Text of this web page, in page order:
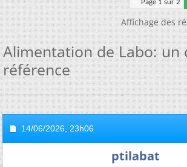
Page 1 sur 2
Affichage des
Alimentation de Labo: un
référence
14/06/2026, 23h06
ptilabat